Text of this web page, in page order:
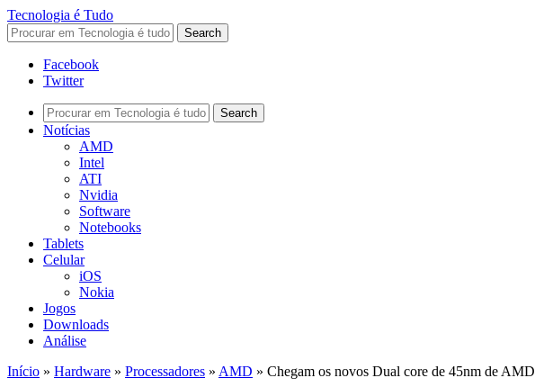
Tecnologia é Tudo
Facebook
Twitter
Notícias
AMD
Intel
ATI
Nvidia
Software
Notebooks
Tablets
Celular
iOS
Nokia
Jogos
Downloads
Análise
Início » Hardware » Processadores » AMD » Chegam os novos Dual core de 45nm de AMD